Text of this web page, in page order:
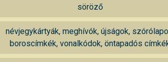
söröző
névjegykártyák, meghívók, újságok,
boroscímkék, vonalkódok, öntapadós